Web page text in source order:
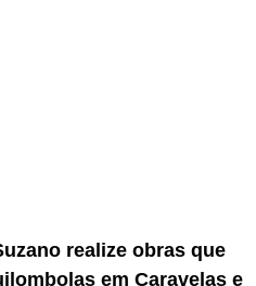
realize obras que
em Caravelas e